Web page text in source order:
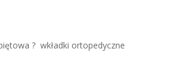
? wkładki ortopedyczne